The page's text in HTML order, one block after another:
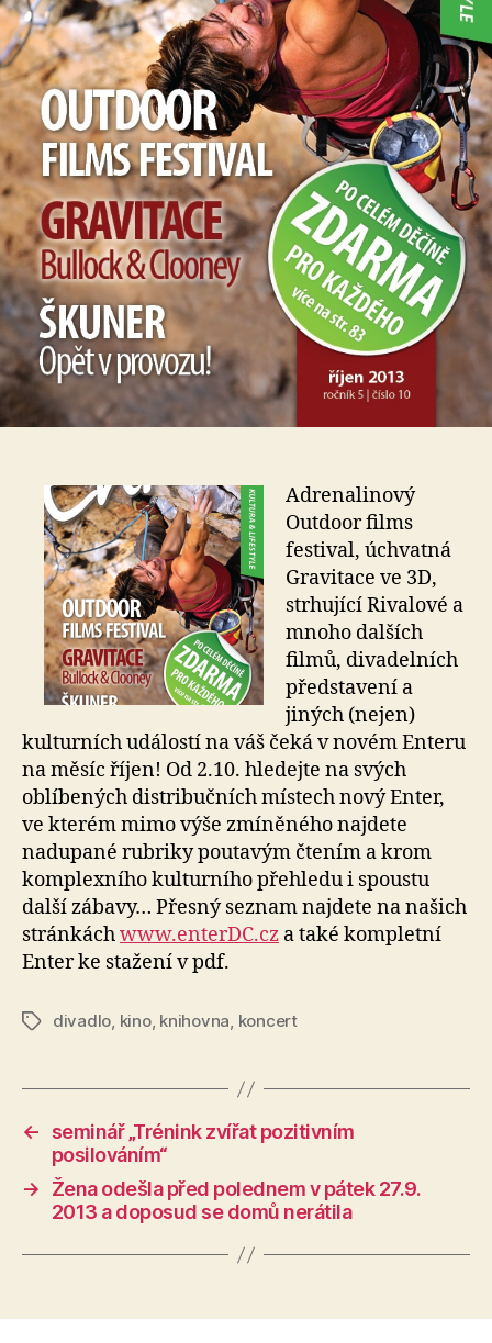
Adrenalinový
Outdoor films
festival, úchvatná
Gravitace ve 3D,
strhující Rivalové a
mnoho dalších
filmů, divadelních
představení a
jiných (nejen)
kulturních událostí na váš čeká v novém Enteru
na měsíc říjen! Od 2.10. hledejte na svých
oblíbených distribučních místech nový Enter,
ve kterém mimo výše zmíněného najdete
nadupané rubriky poutavým čtením a krom
komplexního kulturního přehledu i spoustu
další zábavy… Přesný seznam najdete na našich
stránkáchwww.enterDC.cz a také kompletní
Enter ke stažení v pdf.
Štítkydivadlo, kino, knihovna, koncert
←
seminář „Trénink zvířat pozitivním
posilováním“
→
Žena odešla před polednem v pátek 27.9.
2013 a doposud se domů nerátila